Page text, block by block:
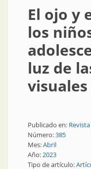
El ojo y
los
luz de
visuales
Publicado en:
Número:385
Mes:Abril
Año:2023
Tipo de artículo: